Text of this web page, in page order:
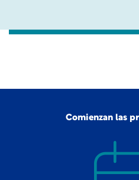
Comienzan las